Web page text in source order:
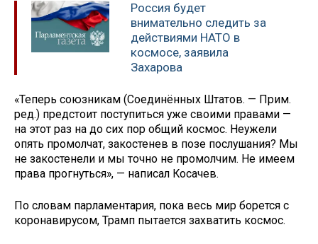
Россия будет
внимательно следить за
действиями НАТО в
космосе, заявила
Захарова
«Теперь союзникам (Соединённых Штатов. — Прим.
ред.) предстоит поступиться уже своими правами —
на этот раз на до сих пор общий космос. Неужели
опять промолчат, закостенев в позе послушания? Мы
не закостенели и мы точно не промолчим. Не имеем
права прогнуться», — написал Косачев.
По словам парламентария, пока весь мир борется с
коронавирусом, Трамп пытается захватить космос.